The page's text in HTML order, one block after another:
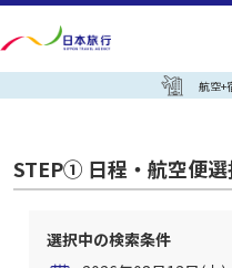
航空+
STEP① 日程・航空便選
選択中の検索条件